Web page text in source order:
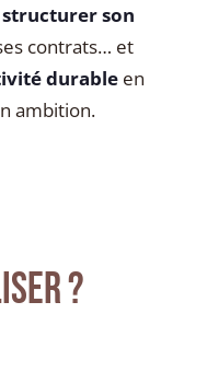
structurer son
contrats… et
durable en
ambition.
?